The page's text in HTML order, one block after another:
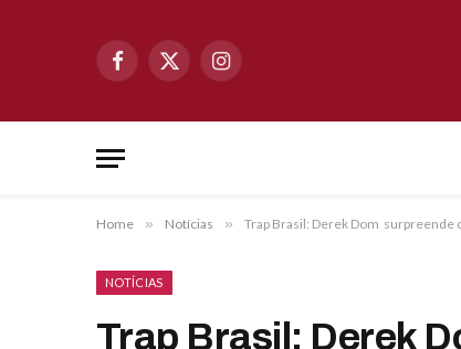
Facebook
X
Instagram
Home » Notícias » Trap Brasil: Derek Dom surpreende
NOTÍCIAS
Trap Brasil: Derek